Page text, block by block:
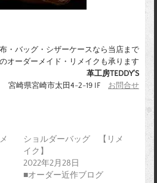
・バッグ・シザーケースなら当店まで
オーダーメイド・リメイクも承ります
革工房TEDDY’S
宮崎県宮崎市太田4-2-19 IF お問合せ
ショルダーバッグ 【リメ
イク】
2022年2月28日
■オーダー近作ブログ